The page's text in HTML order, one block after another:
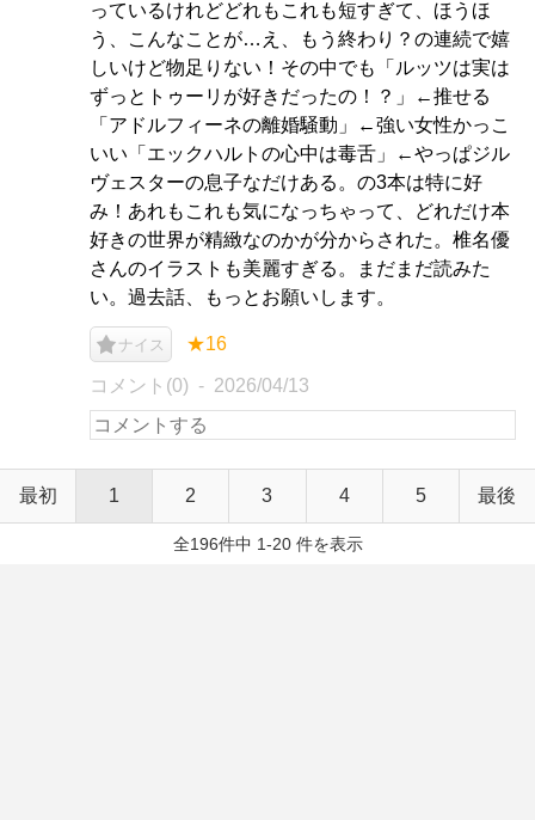
っているけれどどれもこれも短すぎて、ほうほ
う、こんなことが…え、もう終わり？の連続で嬉
しいけど物足りない！その中でも「ルッツは実は
ずっとトゥーリが好きだったの！？」←推せる
「アドルフィーネの離婚騒動」←強い女性かっこ
いい「エックハルトの心中は毒舌」←やっぱジル
ヴェスターの息子なだけある。の3本は特に好
み！あれもこれも気になっちゃって、どれだけ本
好きの世界が精緻なのかが分からされた。椎名優
さんのイラストも美麗すぎる。まだまだ読みた
い。過去話、もっとお願いします。
ナイス ★16
コメント(0) 2026/04/13
最初 1 2 3 4 5 最後
全196件中 1-20 件を表示